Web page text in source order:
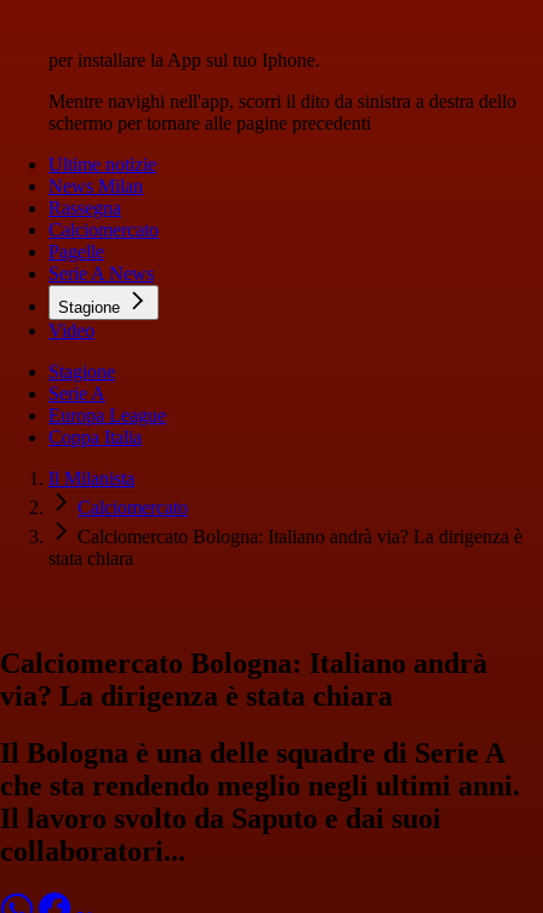
per installare la App sul tuo Iphone.
Mentre navighi nell'app, scorri il dito da sinistra a destra dello
schermo per tornare alle pagine precedenti
Ultime notizie
News Milan
Rassegna
Calciomercato
Pagelle
Serie A News
Stagione
Video
Stagione
Serie A
Europa League
Coppa Italia
Il Milanista
Calciomercato
Calciomercato Bologna: Italiano andrà via? La dirigenza è
stata chiara
Calciomercato Bologna: Italiano andrà
via? La dirigenza è stata chiara
Il Bologna è una delle squadre di Serie A
che sta rendendo meglio negli ultimi anni.
Il lavoro svolto da Saputo e dai suoi
collaboratori...